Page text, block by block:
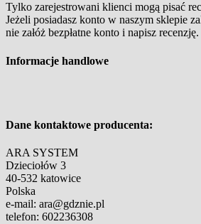
Tylko zarejestrowani klienci mogą pisać
Jeżeli posiadasz konto w naszym sklepie
nie załóż bezpłatne konto i napisz recenzję.
Informacje handlowe
Dane kontaktowe producenta:
ARA SYSTEM
Dzieciołów 3
40-532 katowice
Polska
e-mail: ara@gdznie.pl
telefon: 602236308